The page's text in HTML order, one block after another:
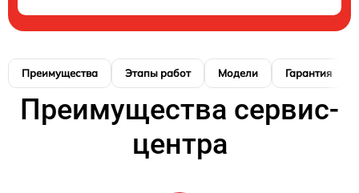
Преимущества Этапы работ Модели Гарантия
Преимущества сервис-
центра